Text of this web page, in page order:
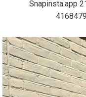
Snapinsta.app